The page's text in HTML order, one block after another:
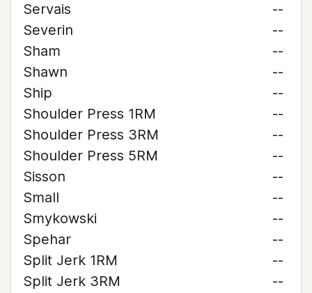
Servais
--
Severin
--
Sham
--
Shawn
--
Ship
--
Shoulder Press 1RM
--
Shoulder Press 3RM
--
Shoulder Press 5RM
--
Sisson
--
Small
--
Smykowski
--
Spehar
--
Split Jerk 1RM
--
Split Jerk 3RM
--